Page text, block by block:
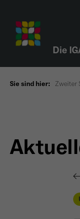
Die
Sie sind hier: Zweiter